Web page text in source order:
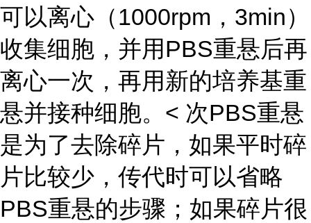
可以离心（1000rpm，3min）
收集细胞，并用PBS重悬后再
离心一次，再用新的培养基重
悬并接种细胞。< 次PBS重悬
是为了去除碎片，如果平时碎
片比较少，传代时可以省略
PBS重悬的步骤；如果碎片很